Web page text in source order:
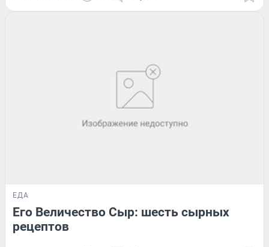
ЕДА
Его Величество Сыр: шесть сырных
рецептов